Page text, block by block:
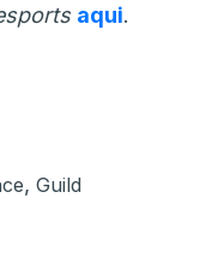
aqui.
, Guild